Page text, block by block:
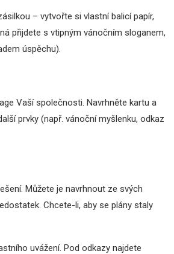
– vytvořte si vlastní balicí papír,
přijdete s vtipným vánočním sloganem,
úspěchu).
Vaší společnosti. Navrhněte kartu a
prvky (např. vánoční myšlenku, odkaz
Můžete je navrhnout ze svých
Chcete-li, aby se plány staly
uvážení. Pod odkazy najdete